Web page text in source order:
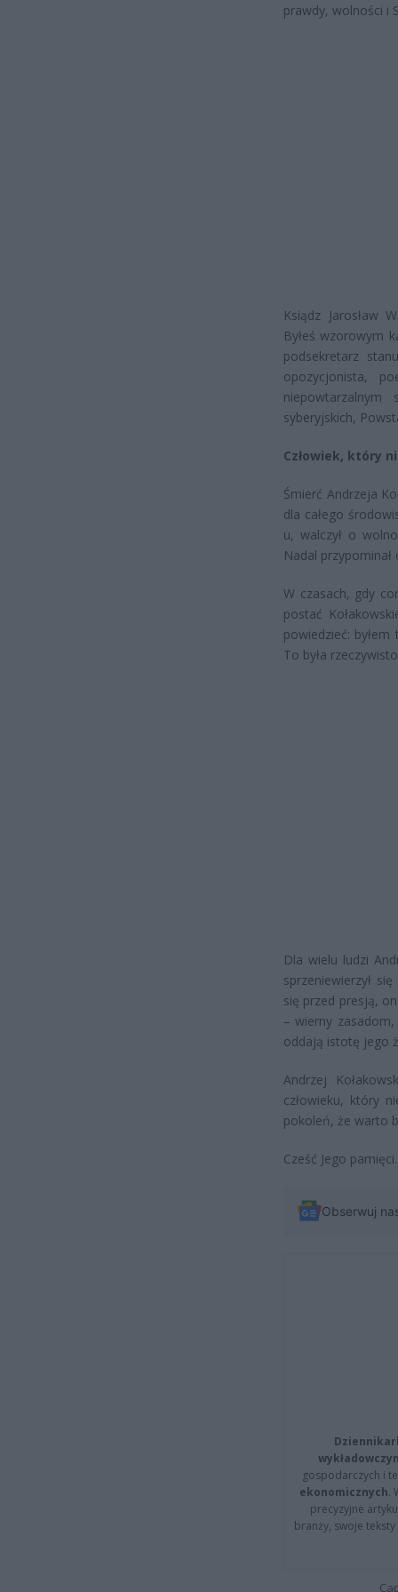
prawdy, wolności i
Ksiądz Jarosław
Byłeś wzorowym
podsekretarz
opozycjonista,
niepowtarzalnym
syberyjskich,
Człowiek, który
Śmierć Andrzeja
dla całego
u, walczył o
Nadal
W czasach, gdy
postać
powiedzieć:
To była
Dla wielu ludzi
sprzeniewierzył
się przed presją,
– wierny
oddają istotę jego
Andrzej
człowieku, który
pokoleń, że warto
Cześć Jego pamięci.
Obserwuj
gospodarczych i
ekonomicznych.
precyzyjne
branży, swoje